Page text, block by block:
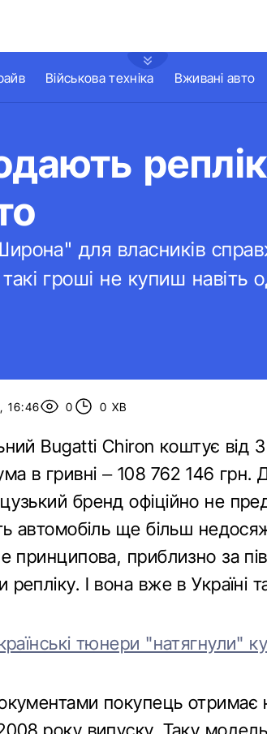
Військова техніка Вживані авто
для власників
гроші не купиш навіть
16:46 0 0 ХВ
Bugatti Chiron коштує від
в гривні – 108 762 146 грн.
бренд офіційно не
автомобіль ще більш
принципова, приблизно за
І вона вже в Україні
тюнери "натягнули"
покупець отримає